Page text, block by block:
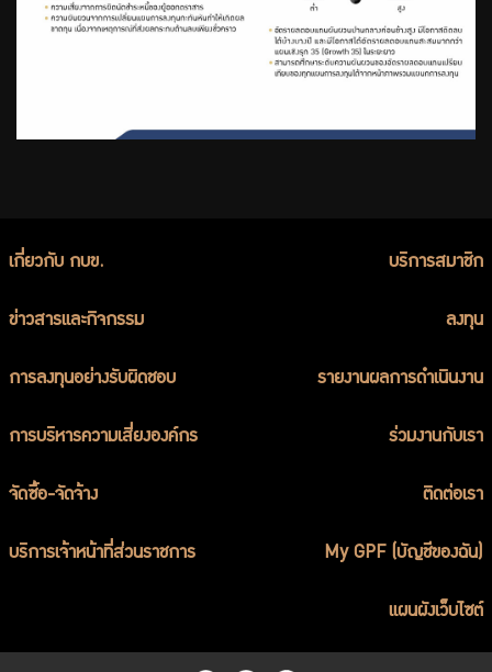
เกี่ยวกับ กบข. บริการสมาชิก
ข่าวสารและกิจกรรม ลงทุน
การลงทุนอย่างรับผิดชอบ รายงานผลการดำเนินงาน
การบริหารความเสี่ยงองค์กร ร่วมงานกับเรา
จัดซื้อ-จัดจ้าง ติดต่อเรา
บริการเจ้าหน้าที่ส่วนราชการ My GPF (บัญชีของฉัน)
แผนผังเว็บไซต์